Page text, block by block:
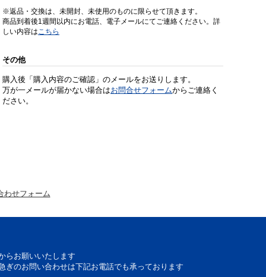
※返品・交換は、未開封、未使用のものに限らせて頂きます。
商品到着後1週間以内にお電話、電子メールにてご連絡ください。詳
しい内容はこちら
その他
購入後「購入内容のご確認」のメールをお送りします。
万が一メールが届かない場合はお問合せフォームからご連絡く
ださい。
わせフォーム
らお願いいたします
ぎのお問い合わせは下記お電話でも承っております